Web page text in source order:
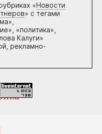
«Новости
» с тегами
«политика»,
Калуги»
рекламно-